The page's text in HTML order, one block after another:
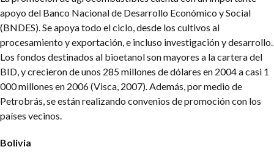
apoyo del Banco Nacional de Desarrollo Económico y Social
(BNDES). Se apoya todo el ciclo, desde los cultivos al
procesamiento y exportación, e incluso investigación y desarrollo.
Los fondos destinados al bioetanol son mayores a la cartera del
BID, y crecieron de unos 285 millones de dólares en 2004 a casi 1
000 millones en 2006 (Visca, 2007). Además, por medio de
Petrobrás, se están realizando convenios de promoción con los
países vecinos.
Bolivia